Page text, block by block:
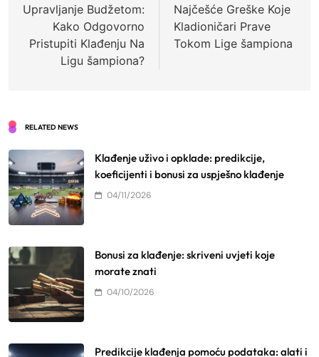
navigation
Upravljanje Budžetom:
Kako Odgovorno
Pristupiti Klađenju Na
Ligu šampiona?
Najčešće Greške Koje
Kladioničari Prave
Tokom Lige šampiona
RELATED NEWS
Klađenje uživo i opklade: predikcije,
koeficijenti i bonusi za uspješno klađenje
04/11/2026
Bonusi za klađenje: skriveni uvjeti koje
morate znati
04/10/2026
Predikcije klađenja pomoću podataka: alati i